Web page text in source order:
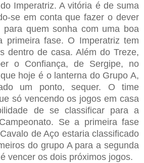
Imperatriz. A vitória é de suma
se em conta que fazer o dever
quem sonha com uma boa
primeira fase. O Imperatriz tem
dentro de casa. Além do Treze,
o Confiança, de Sergipe, no
hoje é o lanterna do Grupo A,
um ponto, sequer. O time
só vencendo os jogos em casa
de se classificar para a
Se a primeira fase
de Aço estaria classificado
do grupo A para a segunda
vencer os dois próximos jogos.